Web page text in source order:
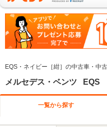
EQS・ネイビー［紺］の中古車・中
メルセデス・ベンツ EQS
一覧から探す